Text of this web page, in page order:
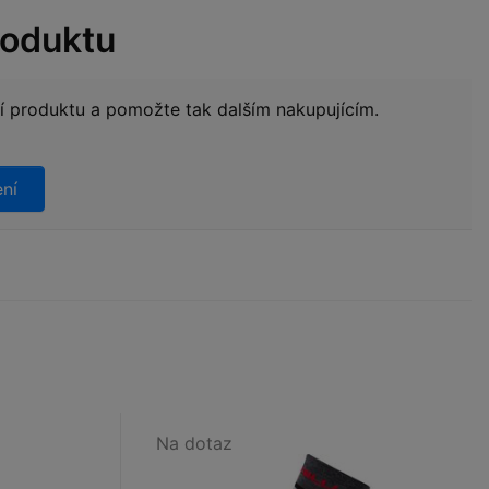
produktu a pomožte tak dalším nakupujícím.
Na dotaz